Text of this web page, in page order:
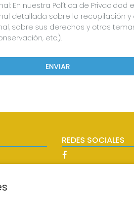
En nuestra Política de Privacidad
detallada sobre la recopilación y
sobre sus derechos y otros
etc.).
ENVIAR
REDES SOCIALES